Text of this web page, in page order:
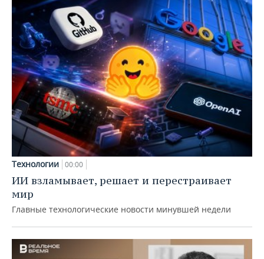
Технологии 00:00
ИИ взламывает, решает и перестраивает
мир
Главные технологические новости минувшей недели